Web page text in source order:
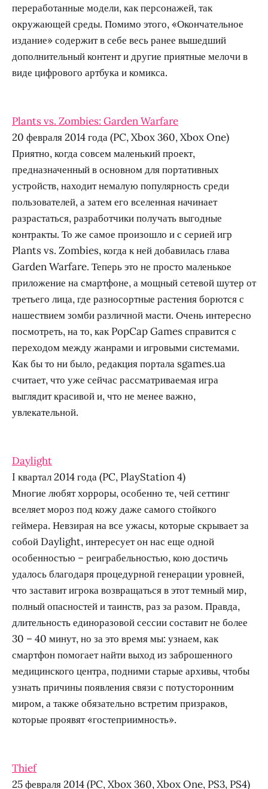
переработанные модели, как персонажей, так
окружающей среды. Помимо этого, «Окончательное
издание» содержит в себе весь ранее вышедший
дополнительный контент и другие приятные мелочи в
виде цифрового артбука и комикса.
Plants vs. Zombies: Garden Warfare
20 февраля 2014 года (PC, Xbox 360, Xbox One)
Приятно, когда совсем маленький проект,
предназначенный в основном для портативных
устройств, находит немалую популярность среди
пользователей, а затем его вселенная начинает
разрастаться, разработчики получать выгодные
контракты. То же самое произошло и с серией игр
Plants vs. Zombies, когда к ней добавилась глава
Garden Warfare. Теперь это не просто маленькое
приложение на смартфоне, а мощный сетевой шутер от
третьего лица, где разносортные растения борются с
нашествием зомби различной масти. Очень интересно
посмотреть, на то, как PopCap Games справится с
переходом между жанрами и игровыми системами.
Как бы то ни было, редакция портала sgames.ua
считает, что уже сейчас рассматриваемая игра
выглядит красивой и, что не менее важно,
увлекательной.
Daylight
I квартал 2014 года (PC, PlayStation 4)
Многие любят хорроры, особенно те, чей сеттинг
вселяет мороз под кожу даже самого стойкого
геймера. Невзирая на все ужасы, которые скрывает за
собой Daylight, интересует он нас еще одной
особенностью – реиграбельностью, кою достичь
удалось благодаря процедурной генерации уровней,
что заставит игрока возвращаться в этот темный мир,
полный опасностей и таинств, раз за разом. Правда,
длительность единоразовой сессии составит не более
30 – 40 минут, но за это время мы: узнаем, как
смартфон помогает найти выход из заброшенного
медицинского центра, подними старые архивы, чтобы
узнать причины появления связи с потусторонним
миром, а также обязательно встретим призраков,
которые проявят «гостеприимность».
Thief
25 февраля 2014 (PC, Xbox 360, Xbox One, PS3, PS4)